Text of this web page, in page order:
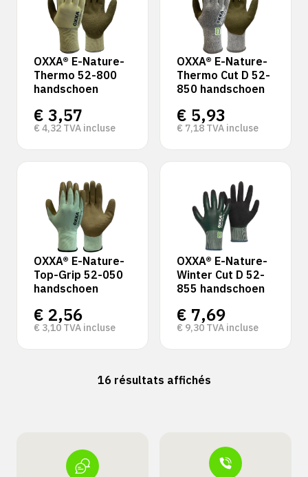
OXXA® E-Nature-
Thermo 52-800
handschoen
€ 3,57
€ 4,32 TVA incluse
OXXA® E-Nature-
Thermo Cut D 52-
850 handschoen
€ 5,93
€ 7,18 TVA incluse
OXXA® E-Nature-
Top-Grip 52-050
handschoen
€ 2,56
€ 3,10 TVA incluse
OXXA® E-Nature-
Winter Cut D 52-
855 handschoen
€ 7,69
€ 9,30 TVA incluse
16 résultats affichés